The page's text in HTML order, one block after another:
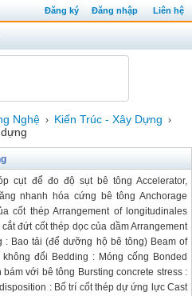
Đăng ký Đăng nhập Liên hệ
Nghệ › Kiến Trúc - Xây Dựng ›
cụt để đo độ sụt bê tông Accelerator,
nhanh hóa cứng bê tông Anchorage
cốt thép Arrangement of longitudinales
đứt cốt thép dọc của dầm Arrangement
: Bao tải (để dưỡng hộ bê tông) Beam of
đổi Bedding : Móng cống Bonded
với bê tông Bursting concrete stress :
: Bố trí cốt thép dự ứng lực Cast